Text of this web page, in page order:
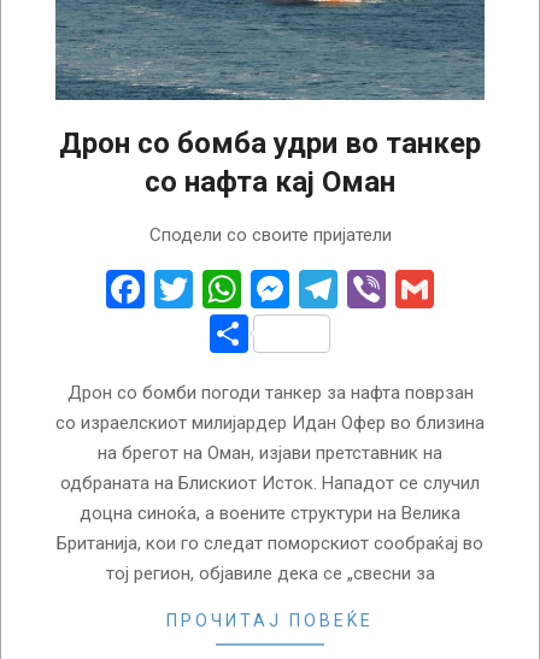
Дрон со бомба удри во танкер
со нафта кај Оман
Сподели со своите пријатели
Facebook
TwitterWhatsApp
Messenger
Telegram
Viber
Share
Дрон со бомби погоди танкер за нафта поврзан
со израелскиот милијардер Идан Офер во близина
на брегот на Оман, изјави претставник на
одбраната на Блискиот Исток. Нападот се случил
доцна синоќа, а воените структури на Велика
Британија, кои го следат поморскиот сообраќај во
тој регион, објавиле дека се „свесни за
ПРОЧИТАЈ ПОВЕЌЕ